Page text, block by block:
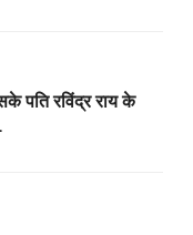
पति रविंद्र राय के